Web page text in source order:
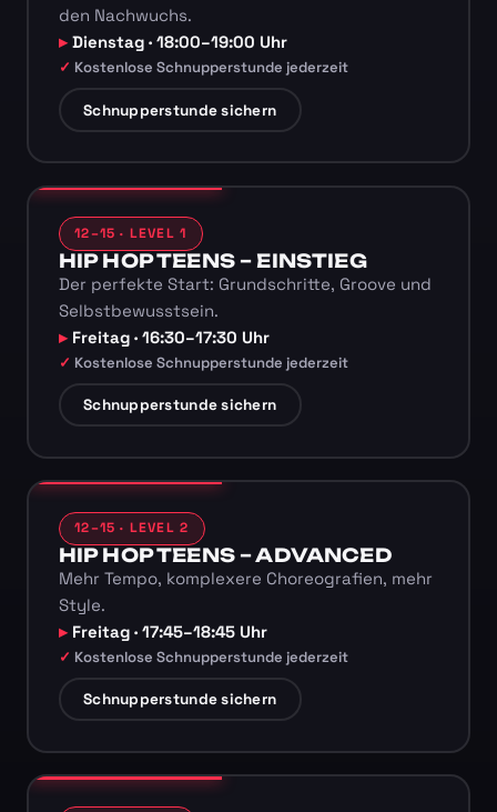
den Nachwuchs.
Dienstag · 18:00–19:00 Uhr
Kostenlose Schnupperstunde jederzeit
Schnupperstunde sichern
12–15 · LEVEL 1
HIP HOP TEENS – EINSTIEG
Der perfekte Start: Grundschritte, Groove und
Selbstbewusstsein.
Freitag · 16:30–17:30 Uhr
Kostenlose Schnupperstunde jederzeit
Schnupperstunde sichern
12–15 · LEVEL 2
HIP HOP TEENS – ADVANCED
Mehr Tempo, komplexere Choreografien, mehr
Style.
Freitag · 17:45–18:45 Uhr
Kostenlose Schnupperstunde jederzeit
Schnupperstunde sichern